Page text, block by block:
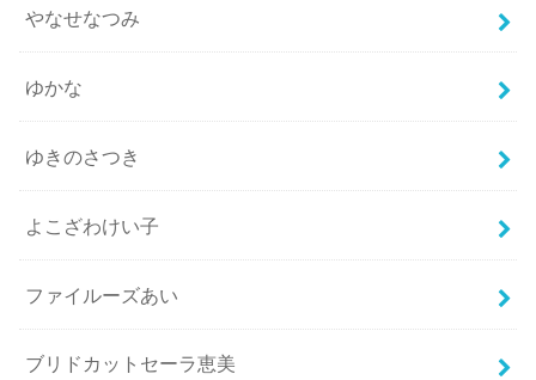
やなせなつみ
ゆかな
ゆきのさつき
よこざわけい子
ファイルーズあい
ブリドカットセーラ恵美